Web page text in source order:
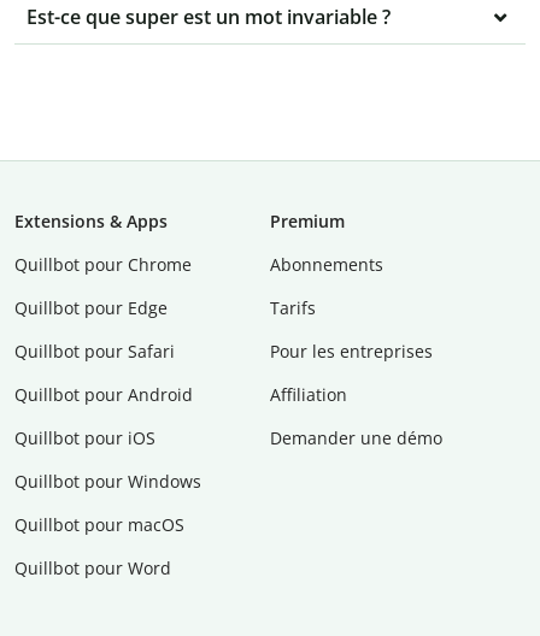
Est-ce que super est un mot invariable ?
Extensions & Apps
Quillbot pour Chrome
Quillbot pour Edge
Quillbot pour Safari
Quillbot pour Android
Quillbot pour iOS
Quillbot pour Windows
Quillbot pour macOS
Quillbot pour Word
Premium
Abonnements
Tarifs
Pour les entreprises
Affiliation
Demander une démo